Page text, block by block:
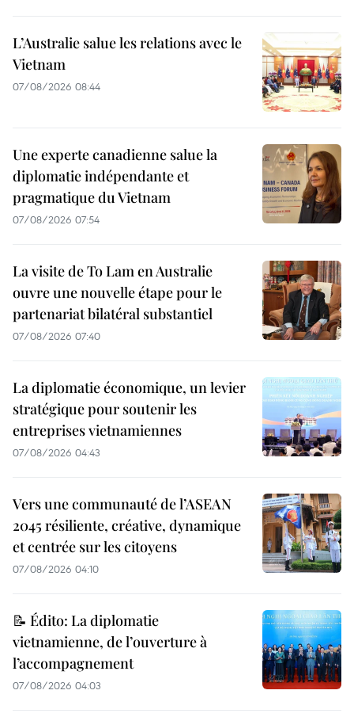
L’Australie salue les relations avec le
Vietnam
07/08/2026 08:44
Une experte canadienne salue la
diplomatie indépendante et
pragmatique du Vietnam
07/08/2026 07:54
La visite de To Lam en Australie
ouvre une nouvelle étape pour le
partenariat bilatéral substantiel
07/08/2026 07:40
La diplomatie économique, un levier
stratégique pour soutenir les
entreprises vietnamiennes
07/08/2026 04:43
Vers une communauté de l’ASEAN
2045 résiliente, créative, dynamique
et centrée sur les citoyens
07/08/2026 04:10
📝 Édito: La diplomatie
vietnamienne, de l’ouverture à
l’accompagnement
07/08/2026 04:03